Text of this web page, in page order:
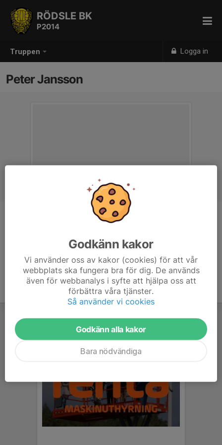
Truppen Logga in
RÖDSLE BK
P2014
Peter Jansson
Tränare
Godkänn kakor
Vi använder oss av kakor (cookies) för att vår
webbplats ska fungera bra för dig. De används
även för webbanalys i syfte att hjälpa oss att
förbättra våra tjänster.
Så använder vi cookies
Godkänn alla kakor
Bara nödvändiga